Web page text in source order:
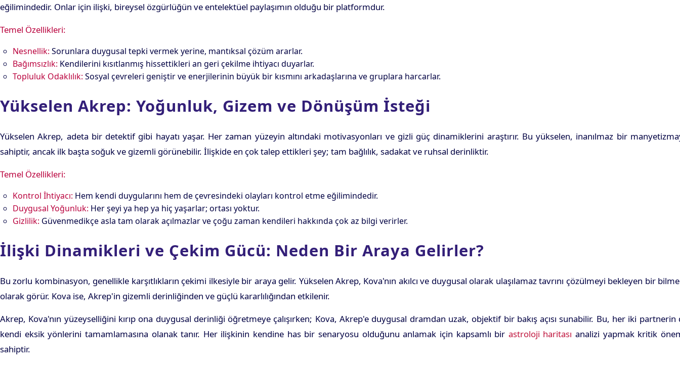
eğilimindedir. Onlar için ilişki, bireysel özgürlüğün ve entelektüel paylaşımın olduğu bir platformdur.
Temel Özellikleri:
Nesnellik: Sorunlara duygusal tepki vermek yerine, mantıksal çözüm ararlar.
Bağımsızlık: Kendilerini kısıtlanmış hissettikleri an geri çekilme ihtiyacı duyarlar.
Topluluk Odaklılık: Sosyal çevreleri geniştir ve enerjilerinin büyük bir kısmını arkadaşlarına ve gruplara harcarlar.
Yükselen Akrep: Yoğunluk, Gizem ve Dönüşüm İsteği
Yükselen Akrep, adeta bir detektif gibi hayatı yaşar. Her zaman yüzeyin altındaki motivasyonları ve gizli güç dinamiklerini araştırır. Bu yükselen, inanılmaz bir
sahiptir, ancak ilk başta soğuk ve gizemli görünebilir. İlişkide en çok talep ettikleri şey; tam bağlılık, sadakat ve ruhsal derinliktir.
Temel Özellikleri:
Kontrol İhtiyacı: Hem kendi duygularını hem de çevresindeki olayları kontrol etme eğilimindedir.
Duygusal Yoğunluk: Her şeyi ya hep ya hiç yaşarlar; ortası yoktur.
Gizlilik: Güvenmedikçe asla tam olarak açılmazlar ve çoğu zaman kendileri hakkında çok az bilgi verirler.
İlişki Dinamikleri ve Çekim Gücü: Neden Bir Araya Gelirler?
Bu zorlu kombinasyon, genellikle karşıtlıkların çekimi ilkesiyle bir araya gelir. Yükselen Akrep, Kova'nın akılcı ve duygusal olarak ulaşılamaz tavrını çözülmeyi bekleyen bir
olarak görür. Kova ise, Akrep'in gizemli derinliğinden ve güçlü kararlılığından etkilenir.
Akrep, Kova'nın yüzeyselliğini kırıp ona duygusal derinliği öğretmeye çalışırken; Kova, Akrep'e duygusal dramdan uzak, objektif bir bakış açısı sunabilir. Bu, her iki partnerin
kendi eksik yönlerini tamamlamasına olanak tanır. Her ilişkinin kendine has bir senaryosu olduğunu anlamak için kapsamlı bir astroloji haritası analizi yapmak kritik
sahiptir.